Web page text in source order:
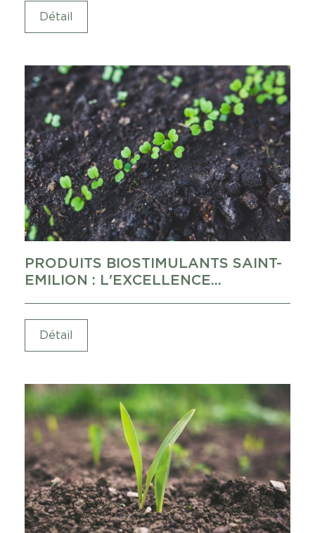
Détail
PRODUITS BIOSTIMULANTS SAINT-
EMILION : L'EXCELLENCE...
Détail